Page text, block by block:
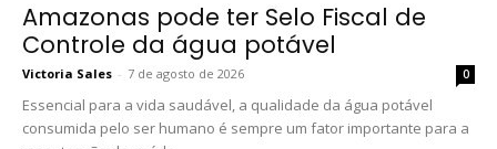
Amazonas pode ter Selo Fiscal de
Controle da água potável
Victoria Sales - 7 de agosto de 2026 0
Essencial para a vida saudável, a qualidade da água potável
consumida pelo ser humano é sempre um fator importante para a